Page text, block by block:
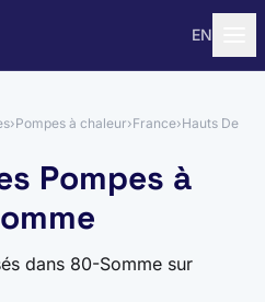
EN
›Pompes à chaleur›France›Hauts De
Pompes à
dans 80-Somme sur